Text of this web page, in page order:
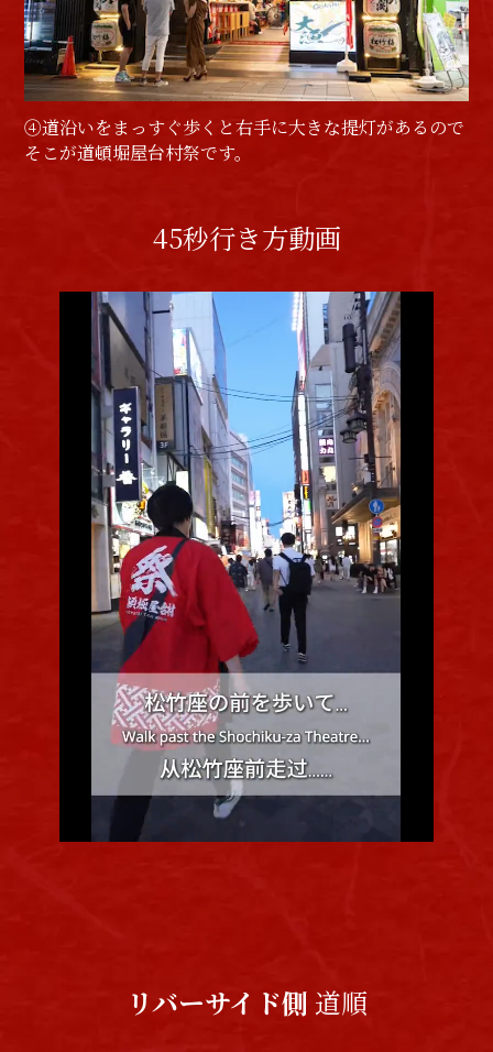
④道沿いをまっすぐ歩くと右手に大きな提灯があるので
そこが道頓堀屋台村祭です。
45秒行き方動画
リバーサイド側 道順